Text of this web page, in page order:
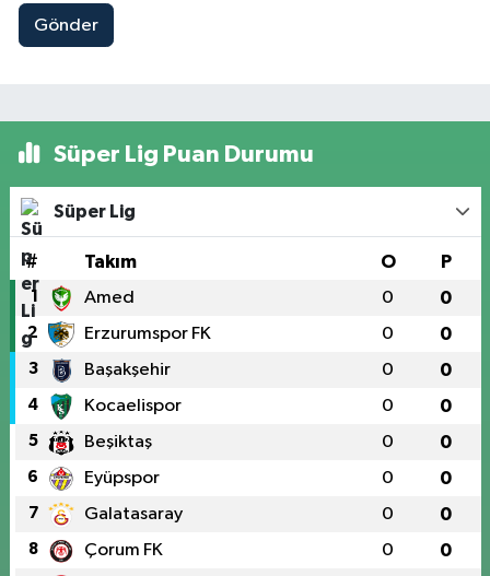
Gönder
Süper Lig Puan Durumu
Süper Lig
# Takım O P
1 Amed 0 0
2 Erzurumspor FK 0 0
3 Başakşehir 0 0
4 Kocaelispor 0 0
5 Beşiktaş 0 0
6 Eyüpspor 0 0
7 Galatasaray 0 0
8 Çorum FK 0 0